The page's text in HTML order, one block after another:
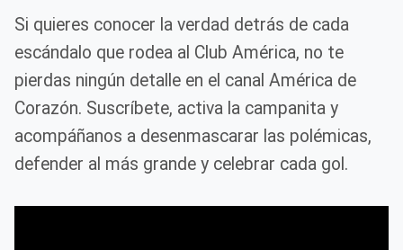
Si quieres conocer la verdad detrás de cada
escándalo que rodea al Club América, no te
pierdas ningún detalle en el canal América de
Corazón. Suscríbete, activa la campanita y
acompáñanos a desenmascarar las polémicas,
defender al más grande y celebrar cada gol.